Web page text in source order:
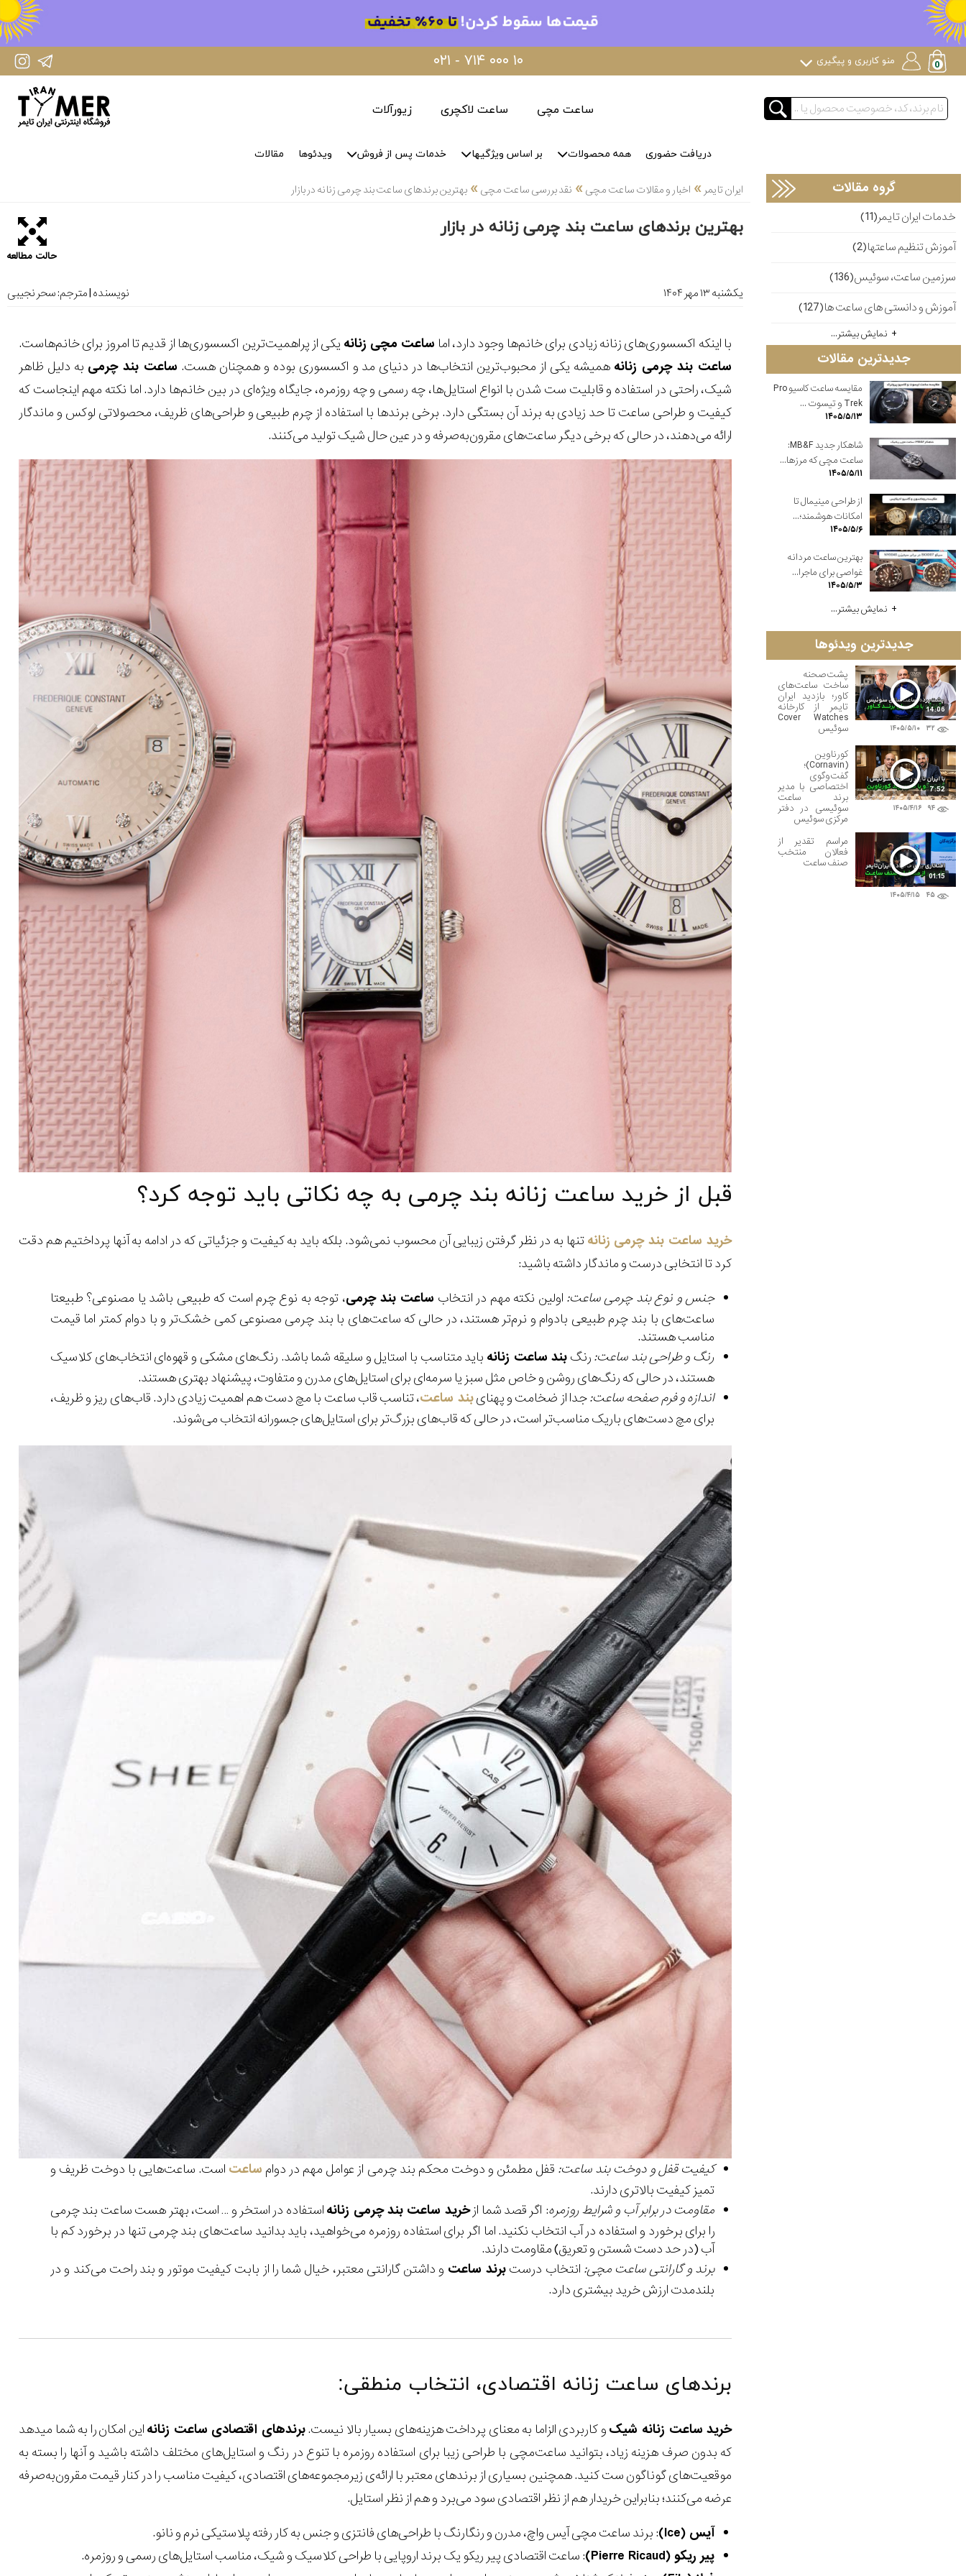
IranTimer Instagram Page ۰۲۱ - ۷۱۴ ۰۰۰ ۱۰ منو کاربری و پیگیری
ساعت مچی ساعت لاکچری زیورآلات
دریافت حضوری همه محصولات بر اساس ویژگیها خدمات پس از فروش ویدئوها مقالات
ایران تایمر » اخبار و مقالات ساعت مچی» نقد بررسی ساعت مچی» بهترین برندهای ساعت بند چرمی زنانه در بازار
بهترین برندهای ساعت بند چرمی زنانه در بازار
حالت مطالعه
یکشنبه ۱۳ مهر ۱۴۰۴ نویسنده | مترجم:سحر نجیبی
با اینکه اکسسوری‌های زنانه زیادی برای خانم‌ها وجود دارد، اما ساعت مچی زنانه یکی از پراهمیت‌ترین اکسسوری‌ها از قدیم تا امروز برای خانم‌هاست.
ساعت بند چرمی زنانه همیشه یکی از محبوب‌ترین انتخاب‌ها در دنیای مد و اکسسوری بوده و همچنان هست. ساعت بند چرمی به دلیل ظاهر
شیک، راحتی در استفاده و قابلیت ست شدن با انواع استایل‌ها، چه رسمی و چه روزمره، جایگاه ویژه‌ای در بین خانم‌ها دارد. اما نکته مهم اینجاست که
کیفیت و طراحی ساعت تا حد زیادی به برند آن بستگی دارد. برخی برندها با استفاده از چرم طبیعی و طراحی‌های ظریف، محصولاتی لوکس و ماندگار
ارائه می‌دهند، در حالی که برخی دیگر ساعت‌های مقرون‌به‌صرفه و در عین حال شیک تولید می‌کنند.
قبل از خرید ساعت زنانه بند چرمی به چه نکاتی باید توجه کرد؟
خرید ساعت بند چرمی زنانهتنها به در نظر گرفتن زیبایی آن محسوب نمی‌شود. بلکه باید به کیفیت و جزئیاتی که در ادامه به آنها پرداختیم هم دقت
کرد تا انتخابی درست و ماندگار داشته باشید:
جنس و نوع بند چرمی ساعت: اولین نکته مهم در انتخاب ساعت بند چرمی، توجه به نوع چرم است که طبیعی باشد یا مصنوعی؟ طبیعتا
ساعت‌های با بند چرم طبیعی بادوام‌ و نرم‌تر هستند، در حالی که ساعت‌های با بند چرمی مصنوعی کمی خشک‌تر و با دوام کمتر اما قیمت
مناسب هستند.
رنگ و طراحی بند ساعت:رنگبند ساعت زنانه باید متناسب با استایل و سلیقه شما باشد. رنگ‌های مشکی و قهوه‌ای انتخاب‌های کلاسیک
هستند، در حالی که رنگ‌های روشن و خاص مثل سبز یا سرمه‌ای برای استایل‌های مدرن و متفاوت، پیشنهاد بهتری هستند.
اندازه و فرم صفحه ساعت:جدا از ضخامت و پهنایبند ساعت، تناسب قاب ساعت با مچ دست هم اهمیت زیادی دارد. قاب‌های ریز و ظریف،
برای مچ دست‌های باریک مناسب‌تر است، در حالی که قاب‌های بزرگ‌تر برای استایل‌های جسورانه انتخاب می‌شوند.
کیفیت قفل و دوخت بند ساعت: قفل مطمئن و دوخت محکم بند چرمی از عوامل مهم در دوام ساعت است. ساعت‌هایی با دوخت ظریف و
تمیز کیفیت بالاتری دارند.
مقاومت در برابر آب و شرایط روزمره: اگر قصد شما ازخرید ساعت بند چرمی زنانهاستفاده در استخر و … است، بهتر هست ساعت بند چرمی
را برای برخورد و استفاده در آب انتخاب نکنید. اما اگر برای استفاده روزمره می‌خواهید، باید بدانید ساعت‌های بند چرمی تنها در برخورد کم با
آب (در حد دست شستن و تعریق) مقاومت دارند.
برند و گارانتی ساعت مچی: انتخاب درستبرند ساعت و داشتن گارانتی معتبر، خیال شما را از بابت کیفیت موتور و بند راحت می‌کند و در
بلندمدت ارزش خرید بیشتری دارد.
برندهای ساعت زنانه اقتصادی، انتخاب منطقی:
خرید ساعت زنانه شیکو کاربردی الزاما به معنای پرداخت هزینه‌های بسیار بالا نیست.برندهای اقتصادی ساعت زنانهاین امکان را به شما میدهد
که بدون صرف هزینه زیاد، بتوانید ساعت‌مچی با طراحی زیبا برای استفاده روزمره با تنوع در رنگ و استایل‌های مختلف داشته باشید و آنها را بسته به
موقعیت‌های گوناگون ست کنید. همچنین بسیاری از برندهای معتبر با ارائه‌ی زیرمجموعه‌های اقتصادی، کیفیت مناسب را در کنار قیمت مقرون‌به‌صرفه
عرضه می‌کنند؛ بنابراین خریدار هم از نظر اقتصادی سود می‌برد و هم از نظر استایل.
آیس (Ice)
: برند ساعت مچی آیس واچ، مدرن و رنگارنگ با طراحی‌های فانتزی و جنس به کار رفته پلاستیکی نرم و نانو.
پیر ریکو (Pierre Ricaud)
: ساعت اقتصادی پیر ریکو یک برند اروپایی با طراحی کلاسیک و شیک، مناسب استایل‌های رسمی و روزمره.
گروه مقالات
خدمات ایران تایمر(11)
آموزش تنظیم ساعتها(2)
سرزمین ساعت، سوئیس(136)
آموزش و دانستی های ساعت ها(127)
نمایش بیشتر...
جدیدترین مقالات
مقایسه ساعت کاسیو Pro
Trek و تیسوت ...
۱۴۰۵/۵/۱۳
شاهکار جدید MB&F:
ساعت مچی که مرزها...
۱۴۰۵/۵/۱۱
از طراحی مینیمال تا
امکانات هوشمند؛...
۱۴۰۵/۵/۶
بهترین ساعت مردانه
غواصی برای ماجرا...
۱۴۰۵/۵/۳
نمایش بیشتر...
جدیدترین ویدئوها
۳۲ ۱۴۰۵/۵/۱۰
14:06
پشت‌صحنه
ساخت ساعت‌های
کاور؛ بازدید ایران
تایمر از کارخانه
Cover Watches
سوئیس
۹۴ ۱۴۰۵/۴/۱۶
7:52
کورناوین
(Cornavin)؛
گفت‌وگوی
اختصاصی با مدیر
برند ساعت
سوئیسی در دفتر
مرکزی سوئیس
۴۵ ۱۴۰۵/۴/۱۵
01:15
مراسم تقدیر از
فعالان منتخب
صنف ساعت